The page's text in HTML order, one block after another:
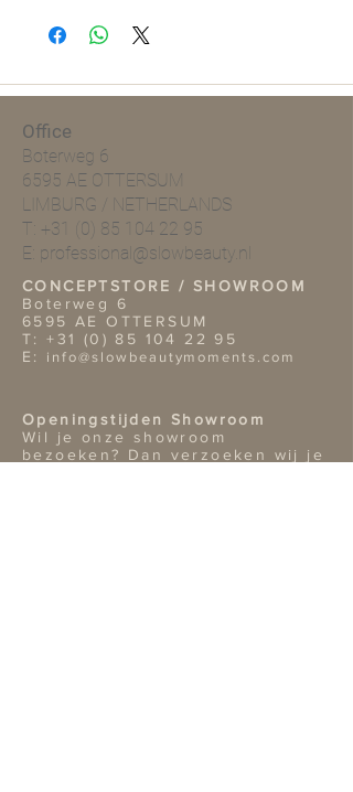
Office
Boterweg 6
6595 AE OTTERSUM
LIMBURG / NETHERLANDS
T: +31 (0) 85 104 22 95
E: professional@slowbeauty.nl
CONCEPTSTORE / SHOWROOM
Boterweg 6
6595 AE OTTERSUM
T:+31 (0) 85 104 22 95
E: info@slowbeautymoments.com
Openingstijden Showroom
Wil je onze showroom
bezoeken? Dan verzoeken wij je